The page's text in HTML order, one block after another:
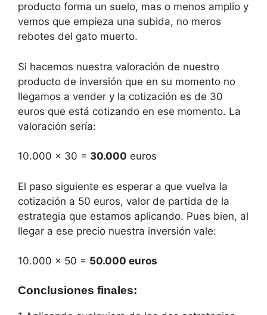
producto forma un suelo, mas o menos amplio y
vemos que empieza una subida, no meros
rebotes del gato muerto.
Si hacemos nuestra valoración de nuestro
producto de inversión que en su momento no
llegamos a vender y la cotización es de 30
euros que está cotizando en ese momento. La
valoración sería:
10.000 x 30 = 30.000 euros
El paso siguiente es esperar a que vuelva la
cotización a 50 euros, valor de partida de la
estrategia que estamos aplicando. Pues bien, al
llegar a ese precio nuestra inversión vale:
10.000 x 50 = 50.000 euros
Conclusiones finales: